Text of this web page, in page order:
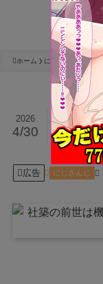
ホーム にじさんじ
社築
ーの
レ・年
2026
4/30
広告 にじさんじ